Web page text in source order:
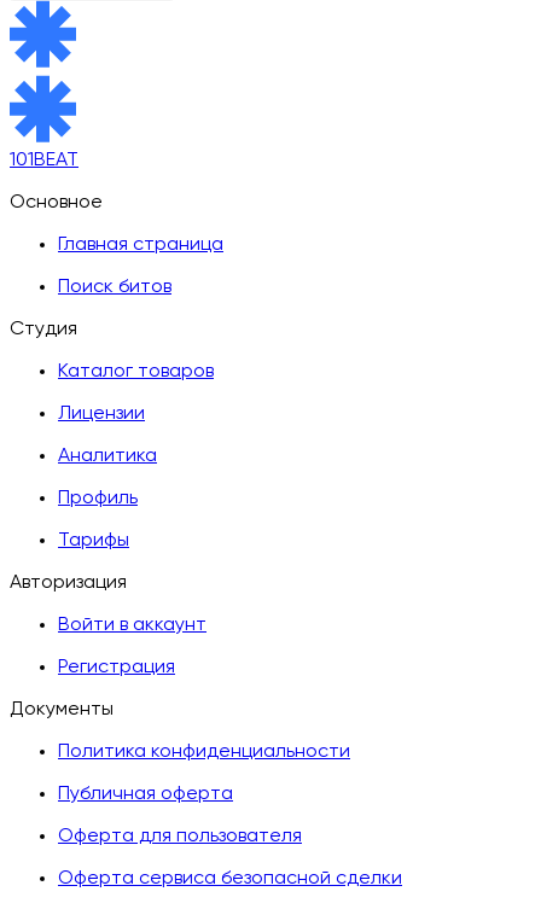
101BEAT
Основное
Главная страница
Поиск битов
Студия
Каталог товаров
Лицензии
Аналитика
Профиль
Тарифы
Авторизация
Войти в аккаунт
Регистрация
Документы
Политика конфиденциальности
Публичная оферта
Оферта для пользователя
Оферта сервиса безопасной сделки